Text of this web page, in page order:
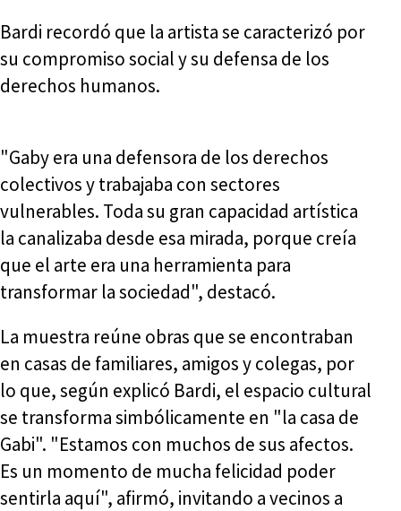
Bardi recordó que la artista se caracterizó por
su compromiso social y su defensa de los
derechos humanos.
"Gaby era una defensora de los derechos
colectivos y trabajaba con sectores
vulnerables. Toda su gran capacidad artística
la canalizaba desde esa mirada, porque creía
que el arte era una herramienta para
transformar la sociedad", destacó.
La muestra reúne obras que se encontraban
en casas de familiares, amigos y colegas, por
lo que, según explicó Bardi, el espacio cultural
se transforma simbólicamente en "la casa de
Gabi". "Estamos con muchos de sus afectos.
Es un momento de mucha felicidad poder
sentirla aquí", afirmó, invitando a vecinos a